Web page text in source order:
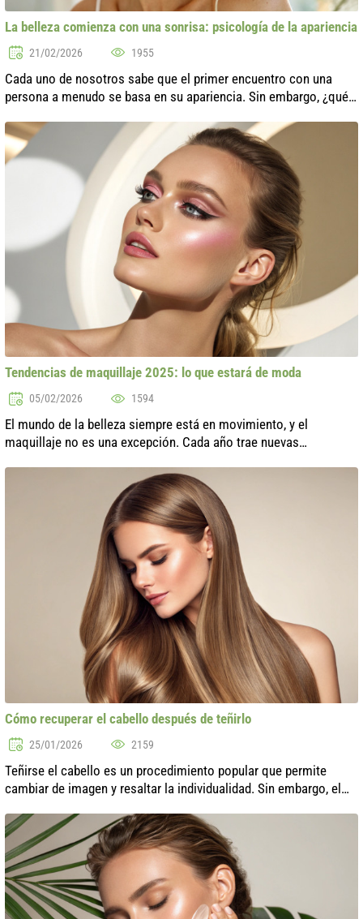
La belleza comienza con una sonrisa: psicología de la apariencia
21/02/2026 1955
Cada uno de nosotros sabe que el primer encuentro con una
persona a menudo se basa en su apariencia. Sin embargo, ¿qué
forman nuestra perce...
Tendencias de maquillaje 2025: lo que estará de moda
05/02/2026 1594
El mundo de la belleza siempre está en movimiento, y el
maquillaje no es una excepción. Cada año trae nuevas
tendencias de maquillaje del 2025 p...
Cómo recuperar el cabello después de teñirlo
25/01/2026 2159
Teñirse el cabello es un procedimiento popular que permite
cambiar de imagen y resaltar la individualidad. Sin embargo, el
cabello, vol...